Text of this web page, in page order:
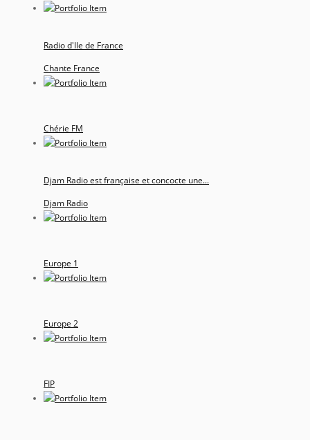
Radio d'Ile de France
Chante France
Chérie FM
Djam Radio est française et concocte une...
Djam Radio
Europe 1
Europe 2
FIP